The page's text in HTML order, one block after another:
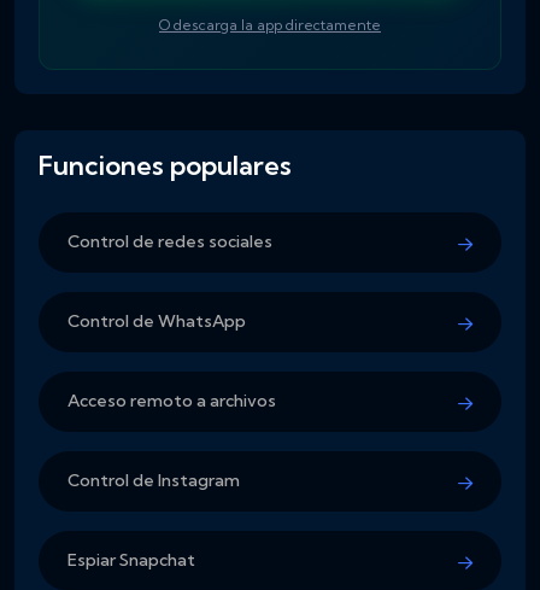
O descarga la app directamente
Funciones populares
Control de redes sociales
Control de WhatsApp
Acceso remoto a archivos
Control de Instagram
Espiar Snapchat